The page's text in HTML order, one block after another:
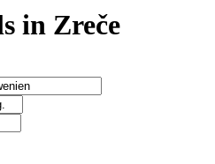
in Zreče